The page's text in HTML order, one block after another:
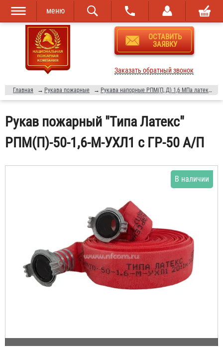
Перейти к
основному
содержанию
Skip to
navigation
меню
ОСТАВИТЬ
ЗАЯВКУ
Заказать обратный звонок
Главная → Рукава пожарные → Рукава напорные РПМ(П, Д) 1,6 МПа латексированные
Рукав пожарный "Типа Латекс"
РПМ(П)-50-1,6-М-УХЛ1 с ГР-50 А/П
В наличии